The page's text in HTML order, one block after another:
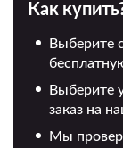
Как
Выберите
Выберите
заказ на
Мы